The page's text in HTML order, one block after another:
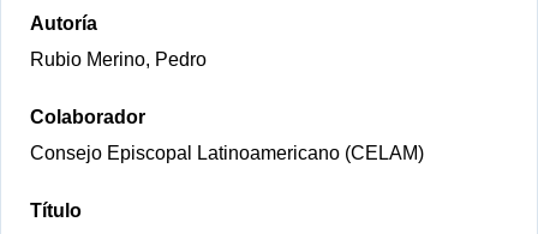
Autoría
Rubio Merino, Pedro
Colaborador
Consejo Episcopal Latinoamericano (CELAM)
Título